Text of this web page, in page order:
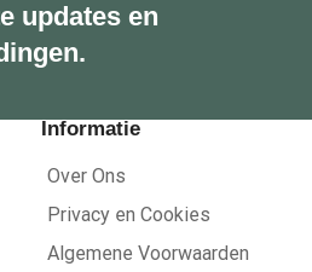
updates en
Informatie
Over Ons
Privacy en Cookies
Algemene Voorwaarden